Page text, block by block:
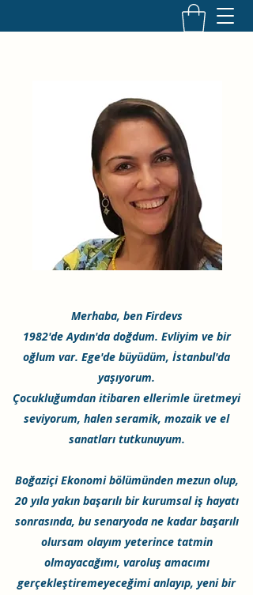
Merhaba, ben Firdevs
1982'de Aydın'da doğdum. Evliyim ve bir
oğlum var. Ege'de büyüdüm, İstanbul'da
yaşıyorum.
Çocukluğumdan itibaren ellerimle üretmeyi
seviyorum, halen seramik, mozaik ve el
sanatları tutkunuyum.
Boğaziçi Ekonomi bölümünden mezun olup,
20 yıla yakın başarılı bir kurumsal iş hayatı
sonrasında, bu senaryoda ne kadar başarılı
olursam olayım yeterince tatmin
olmayacağımı, varoluş amacımı
gerçekleştiremeyeceğimi anlayıp, yeni bir